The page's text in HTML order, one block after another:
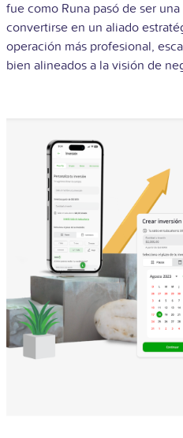
fue como Runa pasó de ser
convertirse en un aliado
operación más profesional,
bien alineados a la visión de